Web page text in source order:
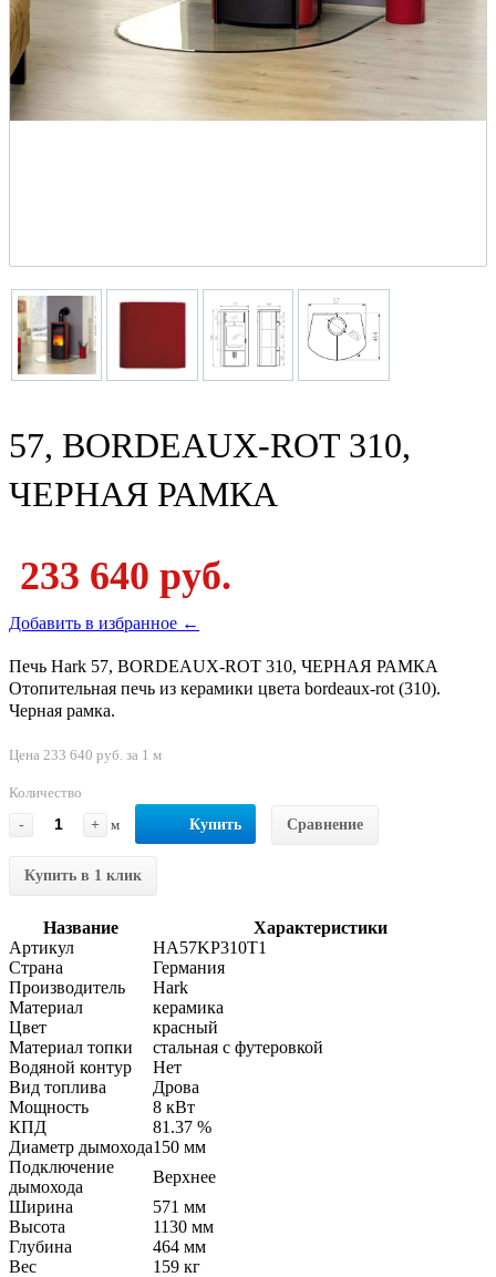
57, BORDEAUX-ROT 310,
ЧЕРНАЯ РАМКА
233 640 руб.
Добавить в избранное ←
Печь Hark 57, BORDEAUX-ROT 310, ЧЕРНАЯ РАМКА
Отопительная печь из керамики цвета bordeaux-rot (310).
Черная рамка.
Цена 233 640 руб. за 1 м
Количество
-
+ м Купить Сравнение
Купить в 1 клик
Название
Характеристики
Артикул
HA57KP310T1
Страна
Германия
Производитель
Hark
Материал
керамика
Цвет
красный
Материал топки
стальная с футеровкой
Водяной контур
Нет
Вид топлива
Дрова
Мощность
8 кВт
КПД
81.37 %
Диаметр дымохода150 мм
Подключение
дымохода
Верхнее
Ширина
571 мм
Высота
1130 мм
Глубина
464 мм
Вес
159 кг